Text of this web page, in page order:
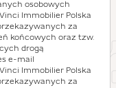
osobowych
Immobilier Polska
za
końcowych oraz tzw.
drogą
e-mail
Immobilier Polska
za